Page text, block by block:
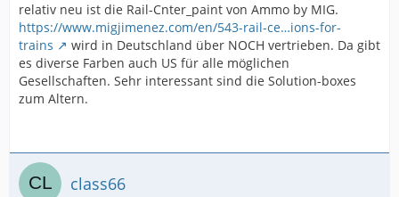
relativ neu ist die Rail-Cnter_paint von Ammo by MIG.
https://www.migjimenez.com/en/543-rail-ce…ions-for-
trains
wird in Deutschland über NOCH vertrieben. Da gibt
es diverse Farben auch US für alle möglichen
Gesellschaften. Sehr interessant sind die Solution-boxes
zum Altern.
class66